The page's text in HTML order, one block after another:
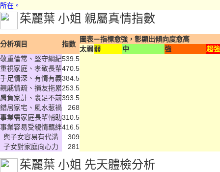
所在。
茱麗葉 小姐 親屬真情指數
分析項目 指數
圖表－指標愈強，彰顯出傾向度愈高
太弱弱 中 強
超強
敬重倫常、堅守綱紀539.5
重視家庭、孝敬長輩470.5
手足情深、有情有義384.5
親戚情疏、損友拖累253.5
肩負家計、裹足不前393.5
錯居家宅、風水惹禍
268
事業需家庭長輩輔助310.5
事業容易受親情羈絆416.5
與子女容易有代溝
309
子女對家庭向心力
281
茱麗葉 小姐 先天體檢分析